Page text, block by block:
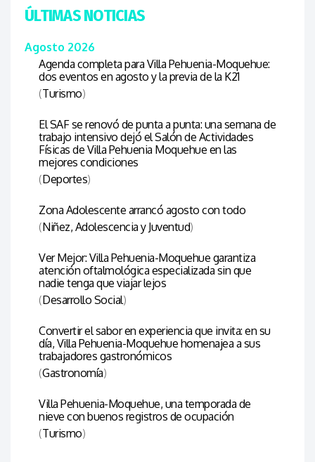
ÚLTIMAS NOTICIAS
Agosto 2026
Agenda completa para Villa Pehuenia-Moquehue:
dos eventos en agosto y la previa de la K21
(Turismo)
El SAF se renovó de punta a punta: una semana de
trabajo intensivo dejó el Salón de Actividades
Físicas de Villa Pehuenia Moquehue en las
mejores condiciones
(Deportes)
Zona Adolescente arrancó agosto con todo
(Niñez, Adolescencia y Juventud)
Ver Mejor: Villa Pehuenia-Moquehue garantiza
atención oftalmológica especializada sin que
nadie tenga que viajar lejos
(Desarrollo Social)
Convertir el sabor en experiencia que invita: en su
día, Villa Pehuenia-Moquehue homenajea a sus
trabajadores gastronómicos
(Gastronomía)
Villa Pehuenia-Moquehue, una temporada de
nieve con buenos registros de ocupación
(Turismo)